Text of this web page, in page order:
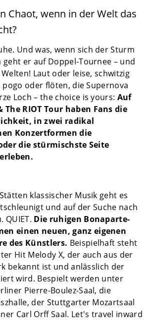
Chaot, wenn in der Welt das
Und was, wenn sich der Sturm
geht er auf Doppel-Tournee – und
Laut oder leise, schwitzig
oder flöten, die Supernova
Loch – the choice is yours: Auf
The RIOT Tour haben Fans die
in zwei radikal
Konzertformen die
die stürmischste Seite
klassischer Musik geht es
und auf der Suche nach
QUIET. Die ruhigen Bonaparte-
einen neuen, ganz eigenen
des Künstlers. Beispielhaft steht
Hit Melody X, der auch aus der
bekannt ist und anlässlich der
wird. Bespielt werden unter
Pierre-Boulez-Saal, die
der Stuttgarter Mozartsaal
Carl Orff Saal. Let's travel inward